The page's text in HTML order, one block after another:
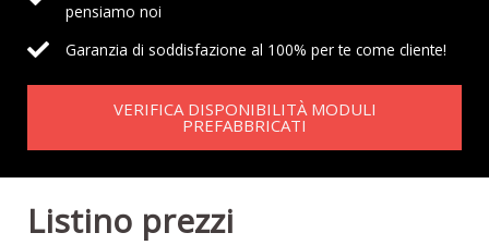
pensiamo noi
Garanzia di soddisfazione al 100% per te come cliente!
VERIFICA DISPONIBILITÀ MODULI
PREFABBRICATI
Listino prezzi